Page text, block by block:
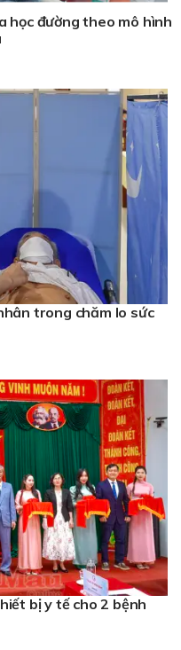
học đường theo mô hình
trong chăm lo sức
bị y tế cho 2 bệnh